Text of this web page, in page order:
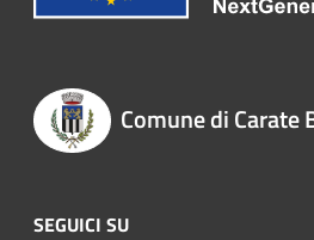
Comune di Carate
SEGUICI SU